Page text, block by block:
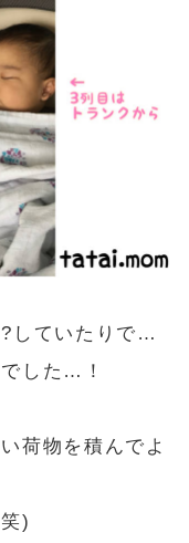
していたりで…
した…！
荷物を積んでよ
)